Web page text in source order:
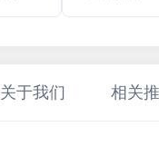
关于我们 相关